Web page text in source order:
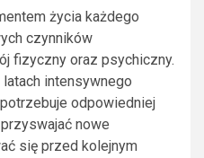
życia każdego
czynników
fizyczny oraz psychiczny.
intensywnego
odpowiedniej
nowe
się przed kolejnym